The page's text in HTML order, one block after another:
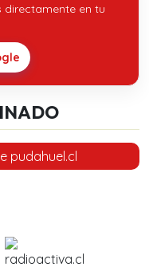
directamente en tu
pudahuel.cl